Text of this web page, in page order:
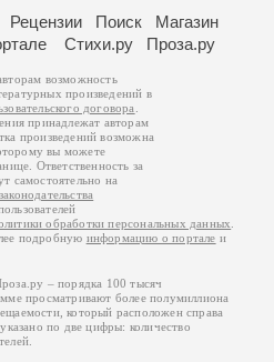
Рецензии Поиск
Магазин
Стихи.ру Проза.ру
возможность
произведений в
договора
принадлежат авторам
произведений возможна
вы можете
Ответственность за
самостоятельно на
законодательства
обработки персональных данных
подробную информацию о портале и
– порядка 100 тысяч
просматривают более полумиллиона
который расположен справа
по две цифры: количество